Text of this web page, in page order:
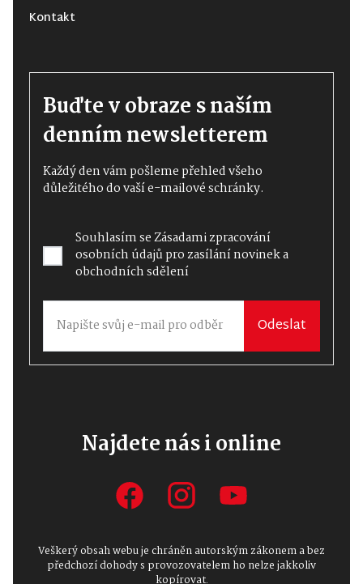
Kontakt
Buďte v obraze s naším
denním newsletterem
Každý den vám pošleme přehled všeho
důležitého do vaší e-mailové schránky.
Souhlasím seZásadami zpracování
osobních údajůpro zasílání novinek a
obchodních sdělení
Odeslat
Najdete nás i online
Veškerý obsah webu je chráněn autorským zákonem a bez
předchozí dohody s provozovatelem ho nelze jakkoliv
kopírovat.